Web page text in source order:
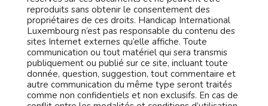
reproduits sans obtenir le consentement des
propriétaires de ces droits. Handicap International
Luxembourg n’est pas responsable du contenu des
sites Internet externes qu’elle affiche. Toute
communication ou tout matériel qui sera transmis
publiquement ou publié sur ce site, incluant toute
donnée, question, suggestion, tout commentaire et
autre communication du même type seront traités
comme non confidentiels et non exclusifs. En cas de